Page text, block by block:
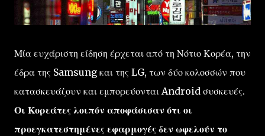
Μία ευχάριστη είδηση έρχεται από τη Νότιο Κορέα, την
έδρα της Samsung και της LG, των δύο κολοσσών που
κατασκευάζουν και εμπορεύονται Android συσκευές.
Οι Κορεάτες λοιπόν αποφάσισαν ότι οι
προεγκατεστημένες εφαρμογές δεν ωφελούν το